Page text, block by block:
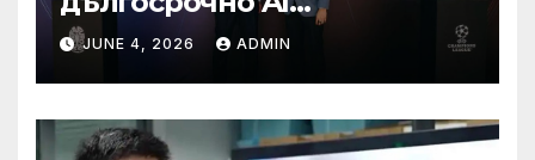
партньорство с Alibaba
JUNE 4, 2026 ADMIN